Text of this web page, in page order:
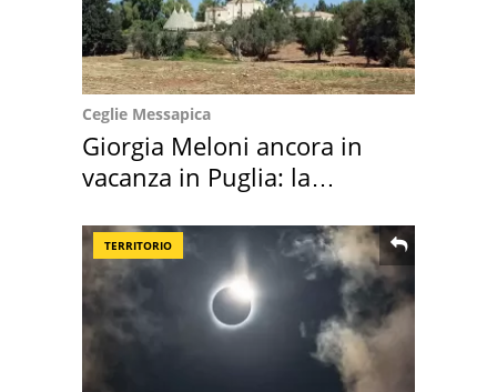
Ceglie Messapica
Giorgia Meloni ancora in
vacanza in Puglia: la
TERRITORIO